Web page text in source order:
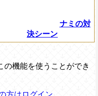
ナミの対
決シーン
の機能を使うことができ